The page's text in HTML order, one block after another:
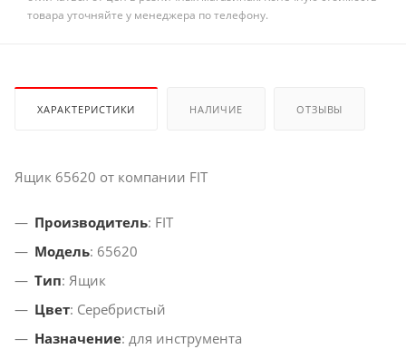
товара уточняйте у менеджера по телефону.
ХАРАКТЕРИСТИКИ НАЛИЧИЕ ОТЗЫВЫ
Ящик 65620 от компании FIT
Производитель: FIT
Модель: 65620
Тип: Ящик
Цвет: Серебристый
Назначение: для инструмента